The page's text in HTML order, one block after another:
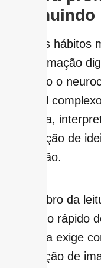
diminuindo
Entre os hábitos
transformação
Segundo o
cerebral
memória,
associação de
abstração.
“O cérebro da
consumo rápido
profunda exige
construção de